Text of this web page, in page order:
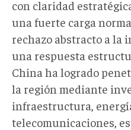
con claridad
una fuerte carga
rechazo abstracto a la
una respuesta
China ha logrado
la región mediante
infraestructura,
telecomunicaciones,